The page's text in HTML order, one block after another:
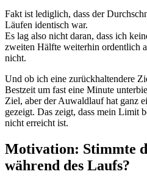
Fakt ist lediglich, dass der
Läufen identisch war.
Es lag also nicht daran, dass ich
zweiten Hälfte weiterhin ordentlich
nicht.
Und ob ich eine zurückhaltendere
Bestzeit um fast eine Minute
Ziel, aber der Auwaldlauf hat ganz
gezeigt. Das zeigt, dass mein Limit
nicht erreicht ist.
Motivation: Stimmte
während des Laufs?